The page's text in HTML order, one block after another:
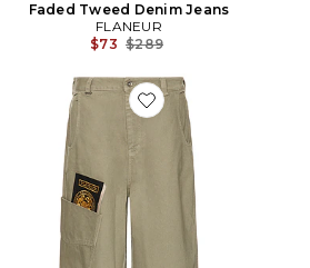
Faded Tweed Denim Jeans
FLANEUR
$73 Previous price:
$289
Favorite Book Cargo Jeans